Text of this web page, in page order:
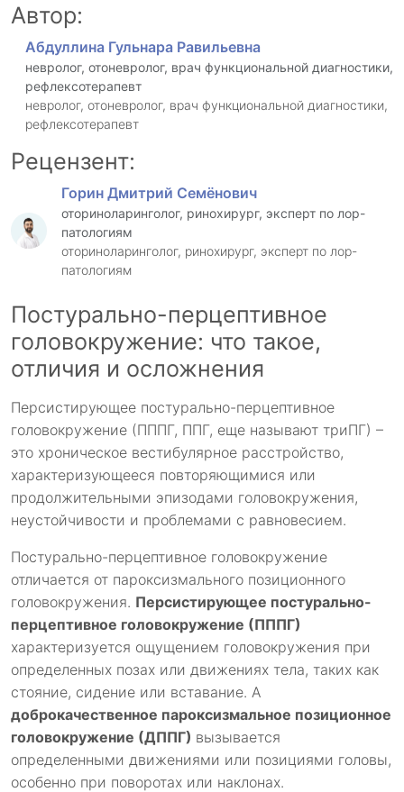
Автор:
Абдуллина Гульнара Равильевна
невролог, отоневролог, врач функциональной диагностики,
рефлексотерапевт
невролог, отоневролог, врач функциональной диагностики,
рефлексотерапевт
Рецензент:
Горин Дмитрий Семёнович
оториноларинголог, ринохирург, эксперт по лор-
патологиям
оториноларинголог, ринохирург, эксперт по лор-
патологиям
Постурально-перцептивное
головокружение: что такое,
отличия и осложнения
Персистирующее постурально-перцептивное
головокружение (ПППГ, ППГ, еще называют триПГ) –
это хроническое вестибулярное расстройство,
характеризующееся повторяющимися или
продолжительными эпизодами головокружения,
неустойчивости и проблемами с равновесием.
Постурально-перцептивное головокружение
отличается от пароксизмального позиционного
головокружения. Персистирующее постурально-
перцептивное головокружение (ПППГ)
характеризуется ощущением головокружения при
определенных позах или движениях тела, таких как
стояние, сидение или вставание. А
доброкачественное пароксизмальное позиционное
головокружение (ДППГ) вызывается
определенными движениями или позициями головы,
особенно при поворотах или наклонах.